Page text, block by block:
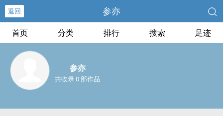
返回 参亦
首页 分类 排行 搜索 足迹
参亦
共收录 0 部作品